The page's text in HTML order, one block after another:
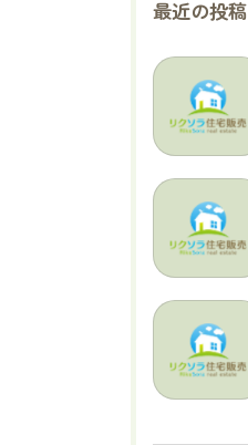
最近の投稿